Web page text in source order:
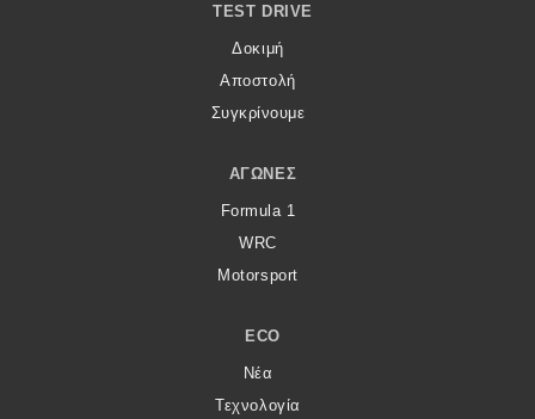
TEST DRIVE
Δοκιμή
Αποστολή
Συγκρίνουμε
ΑΓΏΝΕΣ
Formula 1
WRC
Motorsport
ECO
Νέα
Τεχνολογία